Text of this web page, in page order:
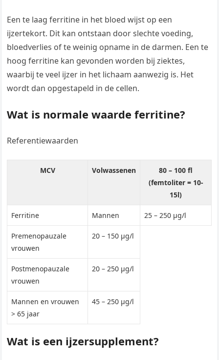
Een te laag ferritine in het bloed wijst op een
ijzertekort. Dit kan ontstaan door slechte voeding,
bloedverlies of te weinig opname in de darmen. Een te
hoog ferritine kan gevonden worden bij ziektes,
waarbij te veel ijzer in het lichaam aanwezig is. Het
wordt dan opgestapeld in de cellen.
Wat is normale waarde ferritine?
Referentiewaarden
MCV Volwassenen
80 – 100 fl
(femtoliter = 10-
15l)
Ferritine Mannen 25 – 250 µg/l
Premenopauzale
vrouwen
20 – 150 µg/l
Postmenopauzale
vrouwen
20 – 250 µg/l
Mannen en vrouwen
> 65 jaar
45 – 250 µg/l
Wat is een ijzersupplement?